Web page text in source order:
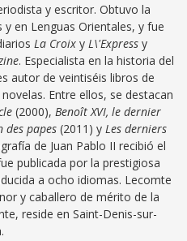
y escritor. Obtuvo la
en Lenguas Orientales, y fue
La Croix y L\'Express y
. Especialista en la historia del
autor de veintiséis libros de
Entre ellos, se destacan
(2000), Benoît XVI, le dernier
des papes (2011) y Les derniers
de Juan Pablo II recibió el
publicada por la prestigiosa
a ocho idiomas. Lecomte
y caballero de mérito de la
reside en Saint-Denis-sur-